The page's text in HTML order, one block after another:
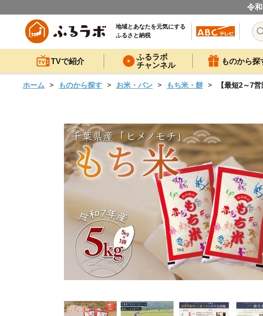
令
地域とあなたを元気にする
ふるさと納税
TVで紹介
ふるラボ
チャンネル
ものから探
ホーム ものから探す お米・パン もち米・餅 【最短2～7